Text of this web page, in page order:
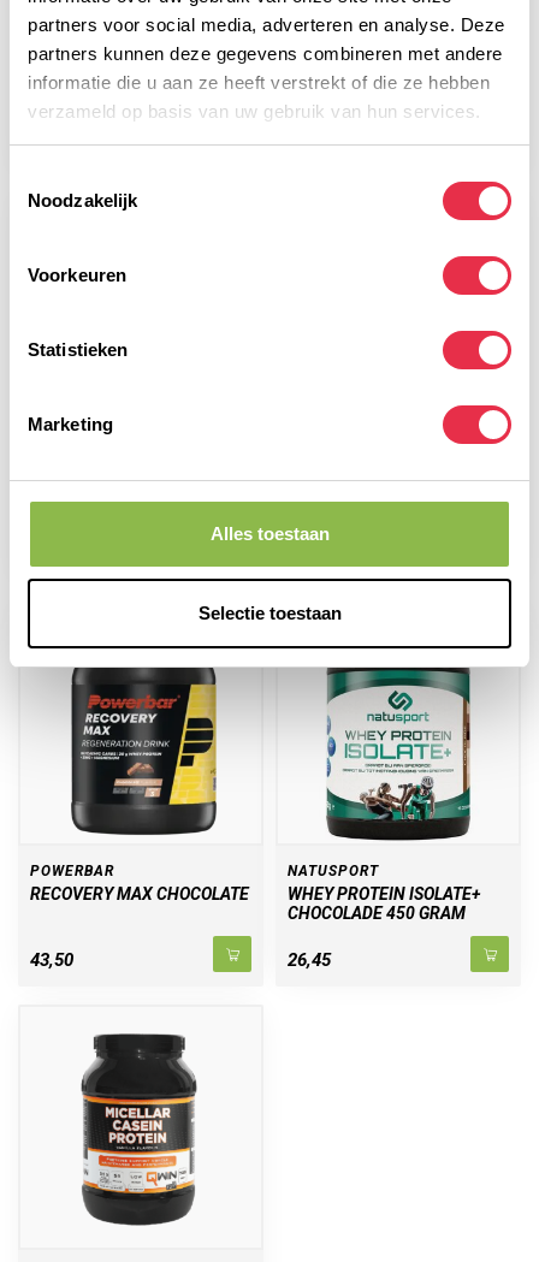
partners voor social media, adverteren en analyse. Deze
partners kunnen deze gegevens combineren met andere
informatie die u aan ze heeft verstrekt of die ze hebben
verzameld op basis van uw gebruik van hun services.
Noodzakelijk
Voorkeuren
Statistieken
Marketing
Alles toestaan
Selectie toestaan
NATUSPORT
RECOVERY SPORT SHAKE
BANAAN 750 GRAM
28,95
NATUSPORT
RECOVERY SPORT SHAKE
CHOCOLADE 750 GRAM
28,95
BORN RECOVERY SHAKE
VANILLE
POWERBAR
RECOVERY MAX CHOCOLATE
43,50
NATUSPORT
WHEY PROTEIN ISOLATE+
CHOCOLADE 450 GRAM
26,45